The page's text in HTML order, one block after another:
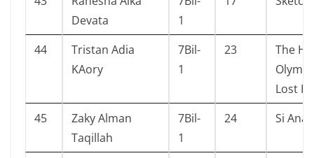
Devata
1
44
Tristan Adia
KAory
7Bil-
1
23
The
Lost
45
Zaky Alman
Taqillah
7Bil-
1
24 Si